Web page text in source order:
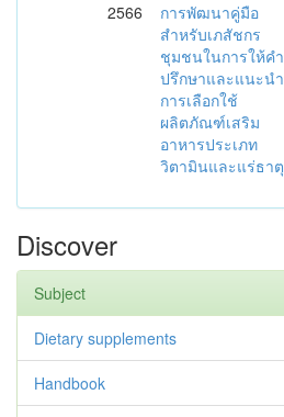
2566
การพัฒนาคู่มือ
สำหรับเภสัชกร
ชุมชนในการให้คำ
ปรึกษาและแนะนำ
การเลือกใช้
ผลิตภัณฑ์เสริม
อาหารประเภท
วิตามินและแร่ธาตุ
Discover
Subject
Dietary supplements
Handbook